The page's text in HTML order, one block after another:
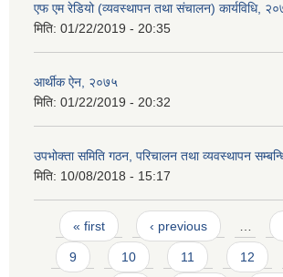
एफ एम रेडियो (व्यवस्थापन तथा संचालन) कार्यविधि,
मिति: 01/22/2019 - 20:35
आर्थीक ऐन, २०७५
मिति: 01/22/2019 - 20:32
उपभोक्ता समिति गठन, परिचालन तथा व्यवस्थापन
मिति: 10/08/2018 - 15:17
Pages
« first ‹ previous
9 10 11 12